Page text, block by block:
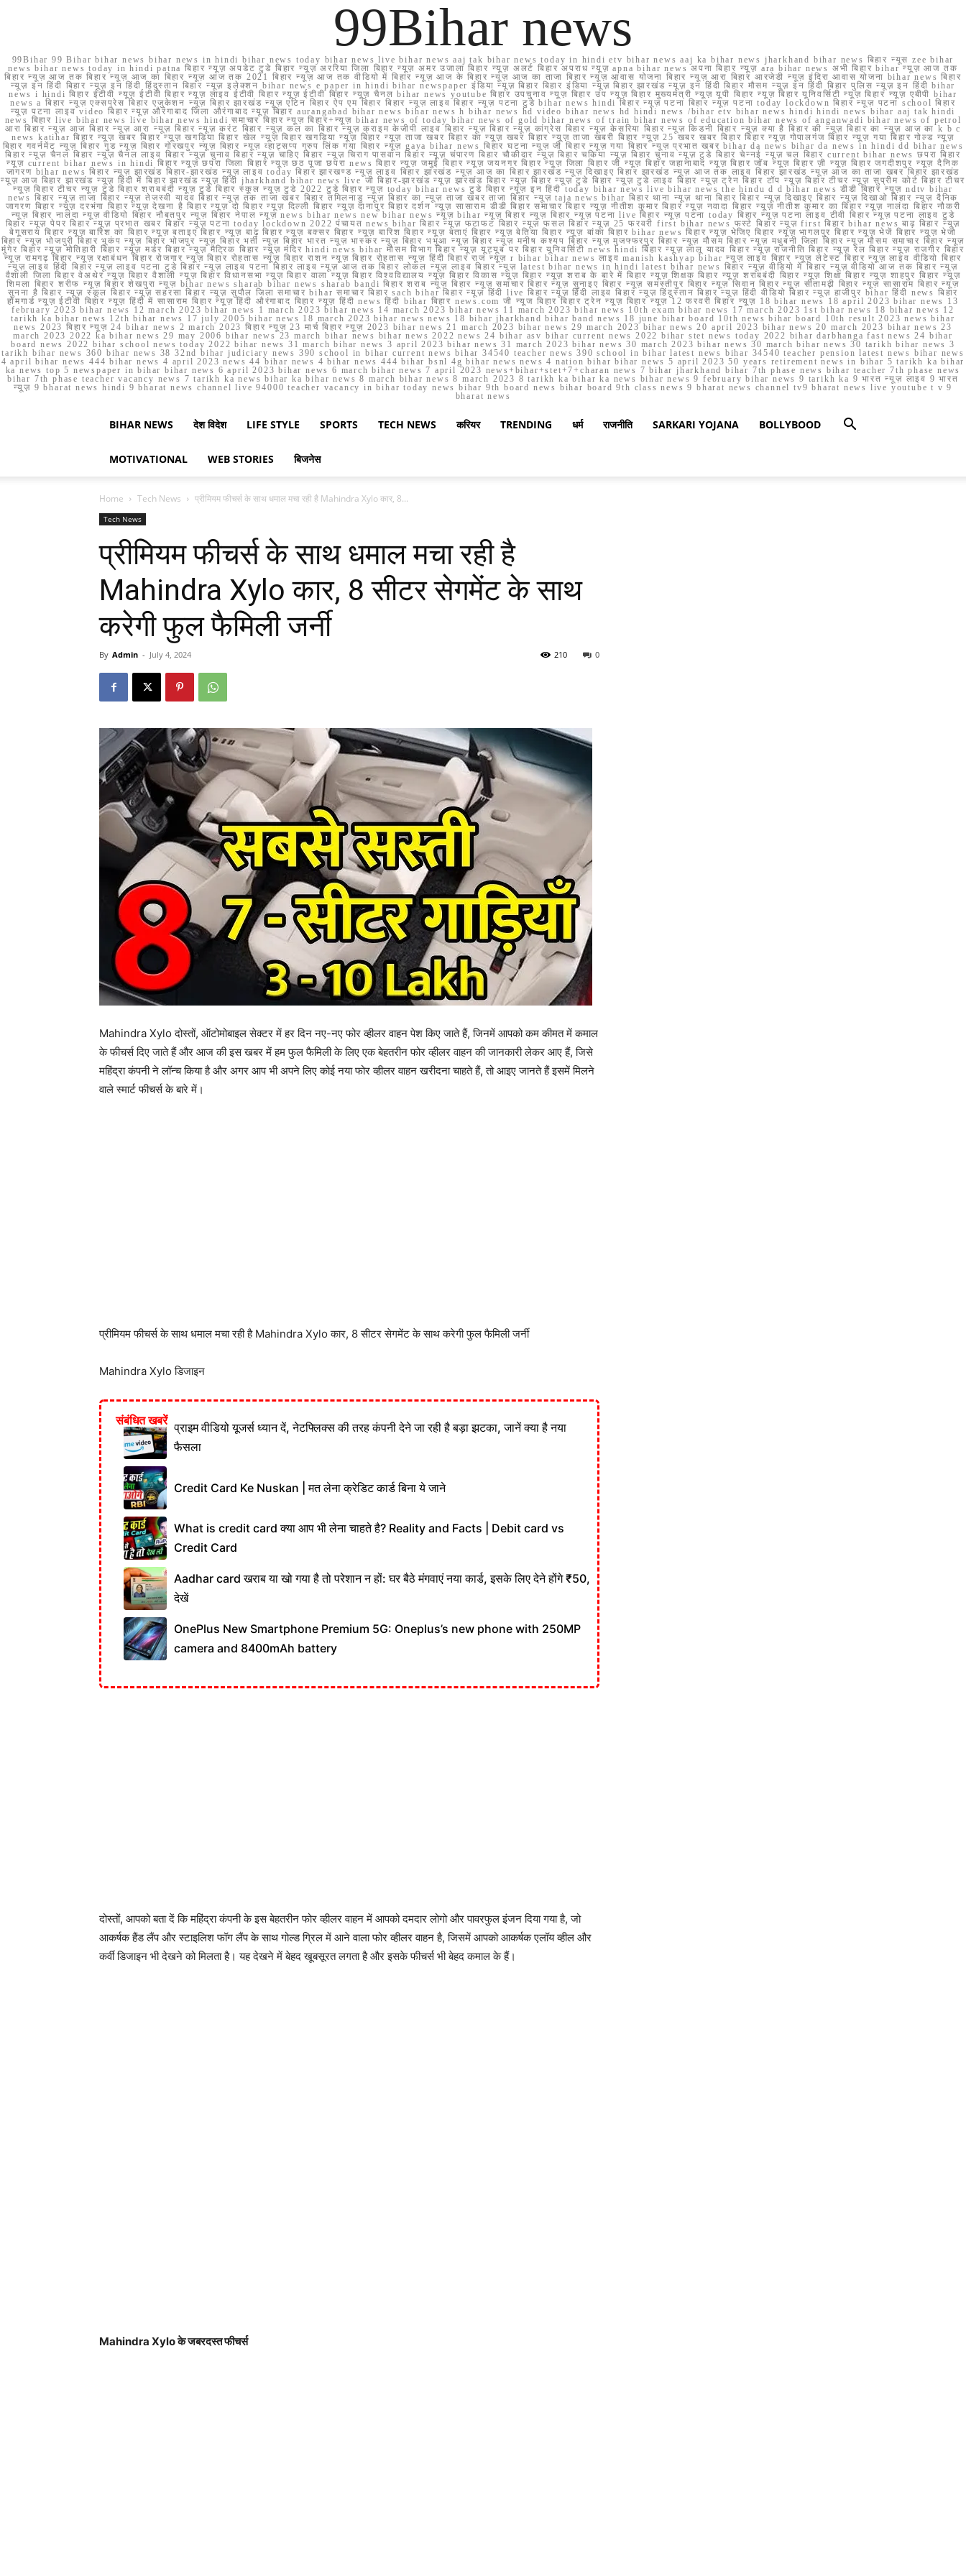
99Bihar news
99Bihar 99 Bihar bihar news bihar news in hindi bihar news today bihar news live bihar news aaj tak bihar news today in hindi etv bihar news aaj ka bihar news jharkhand bihar news बिहार न्यूस zee bihar
news bihar news today in hindi patna बिहार न्यूज़ अपडेट टुडे बिहार न्यूज़ अररिया जिला बिहार न्यूज़ अमर उजाला बिहार न्यूज़ अलर्ट बिहार अपराध न्यूज़ apna bihar news अपना बिहार न्यूज़ ara bihar news अभी बिहार bihar न्यूज़ आज तक
बिहार न्यूज़ आज तक बिहार न्यूज़ आज का बिहार न्यूज़ आज तक 2021 बिहार न्यूज़ आज तक वीडियो में बिहार न्यूज़ आज के बिहार न्यूज़ आज का ताजा बिहार न्यूज़ आवास योजना बिहार न्यूज़ आरा बिहार आरजेडी न्यूज़ इंदिरा आवास योजना bihar news बिहार
न्यूज़ इन हिंदी बिहार न्यूज़ इन हिंदी हिंदुस्तान बिहार न्यूज़ इलेक्शन bihar news e paper in hindi bihar newspaper इंडिया न्यूज़ बिहार बिहार इंडिया न्यूज़ बिहार झारखंड न्यूज़ इन हिंदी बिहार मौसम न्यूज़ इन हिंदी बिहार पुलिस न्यूज़ इन हिंदी bihar
news i hindi बिहार ईटीवी न्यूज़ ईटीवी बिहार न्यूज़ लाइव ईटीवी बिहार न्यूज़ ईटीवी बिहार न्यूज़ चैनल bihar news youtube बिहार उपचुनाव न्यूज़ बिहार उप न्यूज़ बिहार मुख्यमंत्री न्यूज़ यूपी बिहार न्यूज़ बिहार यूनिवर्सिटी न्यूज़ बिहार न्यूज़ एबीपी bihar
news a बिहार न्यूज़ एक्सप्रेस बिहार एजुकेशन न्यूज़ बिहार झारखंड न्यूज़ एटिन बिहार ऐप एम बिहार बिहार न्यूज़ लाइव बिहार न्यूज़ पटना टुडे bihar news hindi बिहार न्यूज़ पटना बिहार न्यूज़ पटना today lockdown बिहार न्यूज़ पटना school बिहार
न्यूज़ पटना लाइव video बिहार न्यूज़ औरंगाबाद जिला औरंगाबाद न्यूज़ बिहार aurangabad bihar news bihar news h bihar news hd video bihar news hd hindi news /bihar etv bihar news hindi hindi news bihar aaj tak hindi
news बिहार live bihar news live bihar news hindi समाचार बिहार न्यूज़ बिहार+न्यूज़ bihar news of today bihar news of gold bihar news of train bihar news of education bihar news of anganwadi bihar news of petrol
आरा बिहार न्यूज़ आज बिहार न्यूज़ आरा न्यूज़ बिहार न्यूज़ करंट बिहार न्यूज़ कल का बिहार न्यूज़ क्राइम केजीपी लाइव बिहार न्यूज़ बिहार न्यूज़ कांग्रेस बिहार न्यूज़ केसरिया बिहार न्यूज़ किडनी बिहार न्यूज़ क्या है बिहार की न्यूज़ बिहार का न्यूज़ आज का k b c
news katihar बिहार न्यूज़ खबर बिहार न्यूज़ खगड़िया बिहार खेल न्यूज़ बिहार खगड़िया न्यूज़ बिहार न्यूज़ ताजा खबर बिहार का न्यूज़ खबर बिहार न्यूज़ ताजा खबरी बिहार न्यूज़ 25 खबर खबर बिहार बिहार न्यूज़ गोपालगंज बिहार न्यूज़ गया बिहार गोल्ड न्यूज़
बिहार गवर्नमेंट न्यूज़ बिहार गुड न्यूज़ बिहार गोरखपुर न्यूज़ बिहार न्यूज़ व्हाट्सप्प ग्रुप लिंक गया बिहार न्यूज़ gaya bihar news बिहार घटना न्यूज़ जी बिहार न्यूज़ गया बिहार न्यूज़ प्रभात खबर bihar da news bihar da news in hindi dd bihar news
बिहार न्यूज़ चैनल बिहार न्यूज़ चैनल लाइव बिहार न्यूज़ चुनाव बिहार न्यूज़ चाहिए बिहार न्यूज़ चिराग पासवान बिहार न्यूज़ चंपारण बिहार चौकीदार न्यूज़ बिहार चकिया न्यूज़ बिहार चुनाव न्यूज़ टुडे बिहार चेन्नई न्यूज़ चल बिहार current bihar news छपरा बिहार
न्यूज़ current bihar news in hindi बिहार न्यूज़ छपरा जिला बिहार न्यूज़ छठ पूजा छपरा news बिहार न्यूज़ जमुई बिहार न्यूज़ जयनगर बिहार न्यूज़ जिला बिहार जी न्यूज़ बिहार जहानाबाद न्यूज़ बिहार जॉब न्यूज़ बिहार ज़ी न्यूज़ बिहार जगदीशपुर न्यूज़ दैनिक
जागरण bihar news बिहार न्यूज़ झारखंड बिहार-झारखंड न्यूज़ लाइव today बिहार झारखण्ड न्यूज़ लाइव बिहार झारखंड न्यूज़ आज का बिहार झारखंड न्यूज़ दिखाइए बिहार झारखंड न्यूज़ आज तक लाइव बिहार झारखंड न्यूज़ आज का ताजा खबर बिहार झारखंड
न्यूज़ आज बिहार झारखंड न्यूज़ हिंदी में बिहार झारखंड न्यूज़ हिंदी jharkhand bihar news live जी बिहार-झारखंड न्यूज़ झारखंड बिहार न्यूज़ बिहार न्यूज़ टुडे बिहार न्यूज़ टुडे लाइव बिहार न्यूज़ ट्रेन बिहार टॉप न्यूज़ बिहार टीचर न्यूज़ सुप्रीम कोर्ट बिहार टीचर
न्यूज़ बिहार टीचर न्यूज़ टुडे बिहार शराबबंदी न्यूज़ टुडे बिहार स्कूल न्यूज़ टुडे 2022 टुडे बिहार न्यूज़ today bihar news टुडे बिहार न्यूज़ इन हिंदी today bihar news live bihar news the hindu d d bihar news डीडी बिहार न्यूज़ ndtv bihar
news बिहार न्यूज़ ताजा बिहार न्यूज़ तेजस्वी यादव बिहार न्यूज़ तक ताजा खबर बिहार तमिलनाडु न्यूज़ बिहार का न्यूज़ ताजा खबर ताजा बिहार न्यूज़ taja news bihar बिहार थाना न्यूज़ थाना बिहार बिहार न्यूज़ दिखाइए बिहार न्यूज़ दिखाओ बिहार न्यूज़ दैनिक
जागरण बिहार न्यूज़ दरभंगा बिहार न्यूज़ देखना है बिहार न्यूज़ दो बिहार न्यूज़ दिल्ली बिहार न्यूज़ दानापुर बिहार दर्शन न्यूज़ सासाराम डीडी बिहार समाचार बिहार न्यूज़ नीतीश कुमार बिहार न्यूज़ नवादा बिहार न्यूज़ नीतीश कुमार का बिहार न्यूज़ नालंदा बिहार नौकरी
न्यूज़ बिहार नालंदा न्यूज़ वीडियो बिहार नौबतपुर न्यूज़ बिहार नेपाल न्यूज़ news bihar news new bihar news न्यूज़ bihar न्यूज़ बिहार न्यूज़ बिहार न्यूज़ पटना live बिहार न्यूज़ पटना today बिहार न्यूज़ पटना लाइव टीवी बिहार न्यूज़ पटना लाइव टुडे
बिहार न्यूज़ पेपर बिहार न्यूज़ प्रभात खबर बिहार न्यूज़ पटना today lockdown 2022 पंचायत news bihar बिहार न्यूज़ फटाफट बिहार न्यूज़ फसल बिहार न्यूज़ 25 फरवरी first bihar news फर्स्ट बिहार न्यूज़ first बिहार bihar news बाढ़ बिहार न्यूज़
बेगूसराय बिहार न्यूज़ बारिश का बिहार न्यूज़ बताइए बिहार न्यूज़ बाढ़ बिहार न्यूज़ बक्सर बिहार न्यूज़ बारिश बिहार न्यूज़ बताएं बिहार न्यूज़ बेतिया बिहार न्यूज़ बांका बिहार bihar news बिहार न्यूज़ भेजिए बिहार न्यूज़ भागलपुर बिहार न्यूज़ भेजें बिहार न्यूज़ भेजो
बिहार न्यूज़ भोजपुरी बिहार भूकंप न्यूज़ बिहार भोजपुर न्यूज़ बिहार भर्ती न्यूज़ बिहार भारत न्यूज़ भास्कर न्यूज़ बिहार भभुआ न्यूज़ बिहार न्यूज़ मनीष कश्यप बिहार न्यूज़ मुजफ्फरपुर बिहार न्यूज़ मौसम बिहार न्यूज़ मधुबनी जिला बिहार न्यूज़ मौसम समाचार बिहार न्यूज़
मुंगेर बिहार न्यूज़ मोतिहारी बिहार न्यूज़ मर्डर बिहार न्यूज़ मैट्रिक बिहार न्यूज़ मंदिर hindi news bihar मौसम विभाग बिहार न्यूज़ यूट्यूब पर बिहार यूनिवर्सिटी news hindi बिहार न्यूज़ लालू यादव बिहार न्यूज़ राजनीति बिहार न्यूज़ रेल बिहार न्यूज़ राजगीर बिहार
न्यूज़ रामगढ़ बिहार न्यूज़ रक्षाबंधन बिहार रोजगार न्यूज़ बिहार रोहतास न्यूज़ बिहार राशन न्यूज़ बिहार रोहतास न्यूज़ हिंदी बिहार राज न्यूज़ r bihar bihar news लाइव manish kashyap bihar न्यूज़ लाइव बिहार न्यूज़ लेटेस्ट बिहार न्यूज़ लाइव वीडियो बिहार
न्यूज़ लाइव हिंदी बिहार न्यूज़ लाइव पटना टुडे बिहार न्यूज़ लाइव पटना बिहार लाइव न्यूज़ आज तक बिहार लोकल न्यूज़ लाइव बिहार न्यूज़ latest bihar news in hindi latest bihar news बिहार न्यूज़ वीडियो में बिहार न्यूज़ वीडियो आज तक बिहार न्यूज़
वैशाली जिला बिहार वेअथेर न्यूज़ बिहार वैशाली न्यूज़ बिहार विधानसभा न्यूज़ बिहार वाला न्यूज़ बिहार विश्वविद्यालय न्यूज़ बिहार विकास न्यूज़ बिहार न्यूज़ शराब के बारे में बिहार न्यूज़ शिक्षक बिहार न्यूज़ शराबबंदी बिहार न्यूज़ शिक्षा बिहार न्यूज़ शाहपुर बिहार न्यूज़
शिमला बिहार शरीफ न्यूज़ बिहार शेखपुरा न्यूज़ bihar news sharab bihar news sharab bandi बिहार शराब न्यूज़ बिहार न्यूज़ समाचार बिहार न्यूज़ सुनाइए बिहार न्यूज़ समस्तीपुर बिहार न्यूज़ सिवान बिहार न्यूज़ सीतामढ़ी बिहार न्यूज़ सासाराम बिहार न्यूज़
सुनना है बिहार न्यूज़ स्कूल बिहार न्यूज़ सहरसा बिहार न्यूज़ सुपौल जिला समाचार bihar समाचार बिहार sach bihar बिहार न्यूज़ हिंदी live बिहार न्यूज़ हिंदी लाइव बिहार न्यूज़ हिंदुस्तान बिहार न्यूज़ हिंदी वीडियो बिहार न्यूज़ हाजीपुर bihar हिंदी news बिहार
होमगार्ड न्यूज़ ईटीवी बिहार न्यूज़ हिंदी में सासाराम बिहार न्यूज़ हिंदी औरंगाबाद बिहार न्यूज़ हिंदी news हिंदी bihar बिहार news.com जी न्यूज बिहार बिहार ट्रेन न्यूज़ बिहार न्यूज़ 12 फरवरी बिहार न्यूज़ 18 bihar news 18 april 2023 bihar news 13
february 2023 bihar news 12 march 2023 bihar news 1 march 2023 bihar news 14 march 2023 bihar news 11 march 2023 bihar news 10th exam bihar news 17 march 2023 1st bihar news 18 bihar news 12
tarikh ka bihar news 12th bihar news 17 july 2005 bihar news 18 march 2023 bihar news news 18 bihar jharkhand bihar band news 18 june bihar board 10th news bihar board 10th result 2023 news bihar
news 2023 बिहार न्यूज़ 24 bihar news 2 march 2023 बिहार न्यूज़ 23 मार्च बिहार न्यूज़ 2023 bihar news 21 march 2023 bihar news 29 march 2023 bihar news 20 april 2023 bihar news 20 march 2023 bihar news 23
march 2023 2022 ka bihar news 29 may 2006 bihar news 23 march bihar news bihar news 2022 news 24 bihar asv bihar current news 2022 bihar stet news today 2022 bihar darbhanga fast news 24 bihar
board news 2022 bihar school news today 2022 bihar news 31 march bihar news 3 april 2023 bihar news 31 march 2023 bihar news 30 march 2023 bihar news 30 march bihar news 30 tarikh bihar news 3
tarikh bihar news 360 bihar news 38 32nd bihar judiciary news 390 school in bihar current news bihar 34540 teacher news 390 school in bihar latest news bihar 34540 teacher pension latest news bihar news
4 april bihar news 444 bihar news 4 april 2023 news 44 bihar news 4 bihar news 444 bihar bsnl 4g bihar news news 4 nation bihar bihar news 5 april 2023 50 years retirement news in bihar 5 tarikh ka bihar
ka news top 5 newspaper in bihar bihar news 6 april 2023 bihar news 6 march bihar news 7 april 2023 news+bihar+stet+7+charan news 7 bihar jharkhand bihar 7th phase news bihar teacher 7th phase news
bihar 7th phase teacher vacancy news 7 tarikh ka news bihar ka bihar news 8 march bihar news 8 march 2023 8 tarikh ka bihar ka news bihar news 9 february bihar news 9 tarikh ka 9 भारत न्यूज़ लाइव 9 भारत
न्यूज़ 9 bharat news hindi 9 bharat news channel live 94000 teacher vacancy in bihar today news bihar 9th board news bihar board 9th class news 9 bharat news channel tv9 bharat news live youtube t v 9
bharat news
BIHAR NEWS देश विदेश LIFE STYLE SPORTS TECH NEWS करियर TRENDING धर्म राजनीति SARKARI YOJANA BOLLYBOOD
MOTIVATIONAL WEB STORIES बिजनेस
Home Tech News प्रीमियम फीचर्स के साथ धमाल मचा रही है Mahindra Xylo कार, 8...
Tech News
प्रीमियम फीचर्स के साथ धमाल मचा रही है
Mahindra Xylo कार, 8 सीटर सेगमेंट के साथ
करेगी फुल फैमिली जर्नी
By Admin - July 4, 2024 0
210
Mahindra Xylo दोस्तों, ऑटोमोबाइल सेक्टर में हर दिन नए-नए फोर व्हीलर वाहन पेश किए जाते हैं, जिनमें आपको कम कीमत में कमाल
के फीचर्स दिए जाते हैं और आज की इस खबर में हम फुल फैमिली के लिए एक बेहतरीन फोर व्हीलर वाहन की जानकारी लेकर आए हैं, जिसे
महिंद्रा कंपनी ने लॉन्च किया है और अगर आप भी अपने लिए कोई नया फोर व्हीलर वाहन खरीदना चाहते हैं, तो आइए जानते हैं इसमें मिलने
वाले स्मार्ट फीचर्स के बारे में।
प्रीमियम फीचर्स के साथ धमाल मचा रही है Mahindra Xylo कार, 8 सीटर सेगमेंट के साथ करेगी फुल फैमिली जर्नी
Mahindra Xylo डिजाइन
संबंधित खबरें प्राइम वीडियो यूजर्स ध्यान दें, नेटफ्लिक्स की तरह कंपनी देने जा रही है बड़ा झटका, जानें क्या है नया
फैसला
Credit Card Ke Nuskan | मत लेना क्रेडिट कार्ड बिना ये जाने
What is credit card क्या आप भी लेना चाहते है? Reality and Facts | Debit card vs
Credit Card
Aadhar card खराब या खो गया है तो परेशान न हों: घर बैठे मंगवाएं नया कार्ड, इसके लिए देने होंगे ₹50,
देखें
OnePlus New Smartphone Premium 5G: Oneplus’s new phone with 250MP
camera and 8400mAh battery
दोस्तों, आपको बता दें कि महिंद्रा कंपनी के इस बेहतरीन फोर व्हीलर वाहन में आपको दमदार लोगो और पावरफुल इंजन दिया गया है, जो
आकर्षक हैंड लैंप और स्टाइलिश फॉग लैंप के साथ गोल्ड ग्रिल में आने वाला फोर व्हीलर वाहन है, जिसमें आपको आकर्षक एलॉय व्हील और
कर्वी डिजाइन भी देखने को मिलता है। यह देखने में बेहद खूबसूरत लगता है और इसके फीचर्स भी बेहद कमाल के हैं।
Mahindra Xylo के जबरदस्त फीचर्स